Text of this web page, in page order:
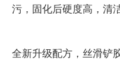
污，固化后硬度高，清
全新升级配方，丝滑铲